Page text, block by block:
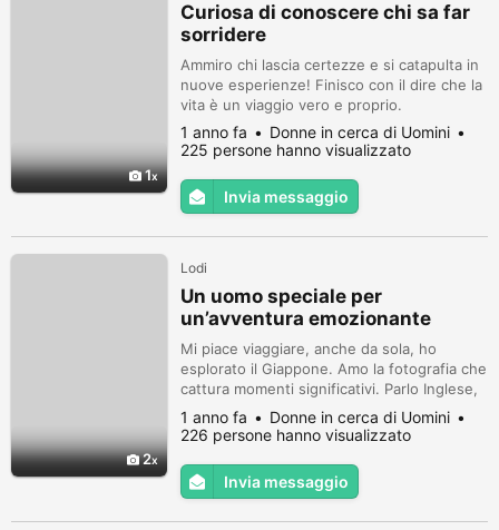
1
Curiosa di conoscere chi sa far
sorridere
Ammiro chi lascia certezze e si catapulta in
nuove esperienze! Finisco con il dire che la
vita è un viaggio vero e proprio.
1 anno fa
Donne in cerca di Uomini
225 persone hanno visualizzato
Invia messaggio
2
Lodi
Un uomo speciale per
un’avventura emozionante
Mi piace viaggiare, anche da sola, ho
esplorato il Giappone. Amo la fotografia che
cattura momenti significativi. Parlo Inglese,
Francese e Spagnolo. Amo vivere.
1 anno fa
Donne in cerca di Uomini
226 persone hanno visualizzato
Invia messaggio